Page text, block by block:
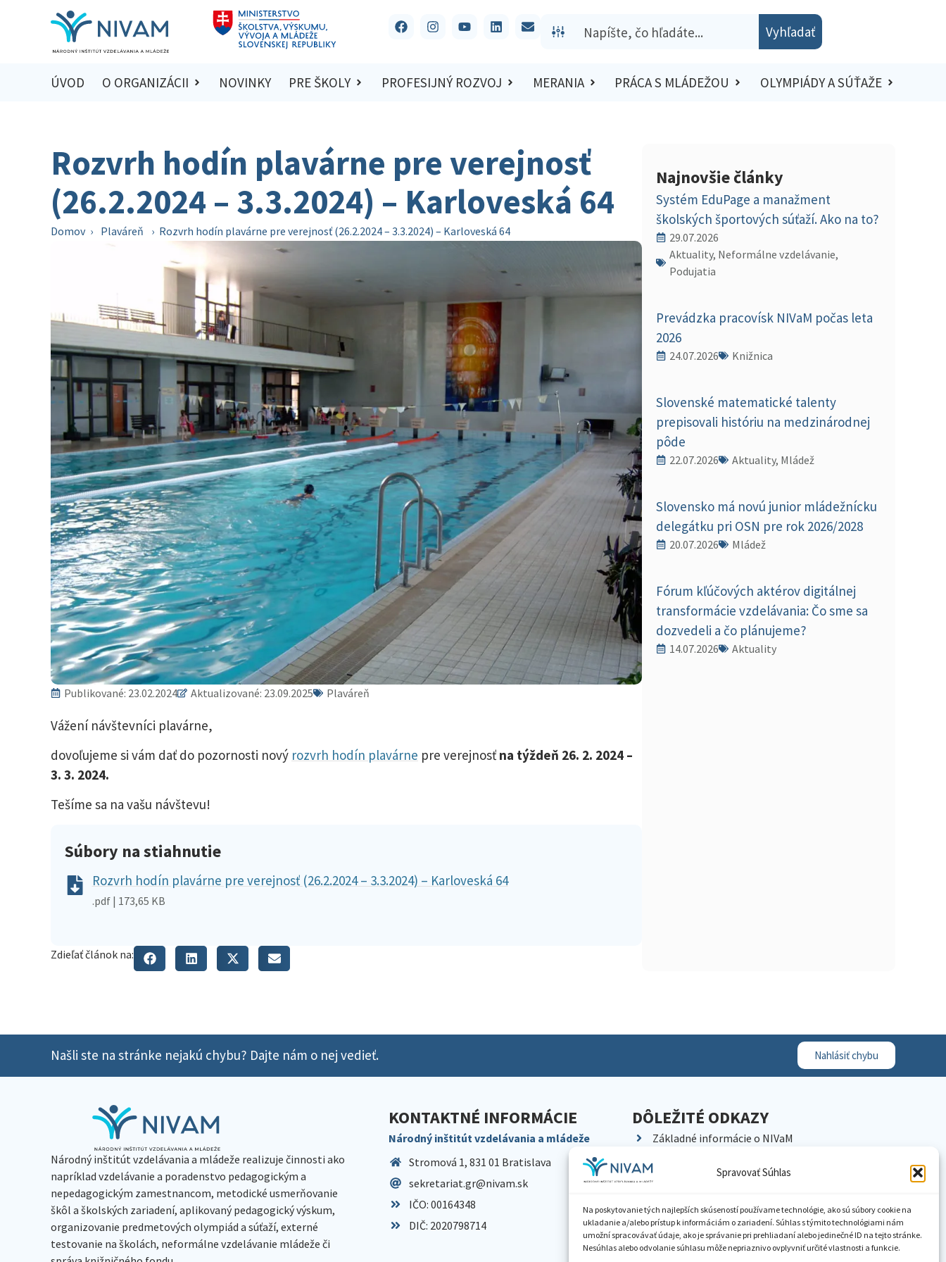
Spravovať Súhlas
Na poskytovanie tých najlepších skúseností používame technológie, ako sú súbory cookie na
ukladanie a/alebo prístup k informáciám o zariadení. Súhlas s týmito technológiami nám
umožní spracovávať údaje, ako je správanie pri prehliadaní alebo jedinečné ID na tejto stránke.
Nesúhlas alebo odvolanie súhlasu môže nepriaznivo ovplyvniť určité vlastnosti a funkcie.
Vyhľadať
ÚVOD O ORGANIZÁCII NOVINKY PRE ŠKOLY PROFESIJNÝ ROZVOJ MERANIA PRÁCA S MLÁDEŽOU OLYMPIÁDY A SÚŤAŽE
Rozvrh hodín plavárne pre verejnosť
(26.2.2024 – 3.3.2024) – Karloveská 64
Domov › Plaváreň › Rozvrh hodín plavárne pre verejnosť (26.2.2024 – 3.3.2024) – Karloveská 64
Publikované: 23.02.2024 Aktualizované: 23.09.2025 Plaváreň
Vážení návštevníci plavárne,
dovoľujeme si vám dať do pozornosti nový rozvrh hodín plavárne pre verejnosť na týždeň 26. 2. 2024 –
3. 3. 2024.
Tešíme sa na vašu návštevu!
Súbory na stiahnutie
Rozvrh hodín plavárne pre verejnosť (26.2.2024 – 3.3.2024) – Karloveská 64
.pdf | 173,65 KB
Zdieľať článok na:
Najnovšie články
Systém EduPage a manažment
školských športových súťaží. Ako na to?
29.07.2026
Aktuality, Neformálne vzdelávanie,
Podujatia
Prevádzka pracovísk NIVaM počas leta
2026
24.07.2026 Knižnica
Slovenské matematické talenty
prepisovali históriu na medzinárodnej
pôde
22.07.2026 Aktuality, Mládež
Slovensko má novú junior mládežnícku
delegátku pri OSN pre rok 2026/2028
20.07.2026 Mládež
Fórum kľúčových aktérov digitálnej
transformácie vzdelávania: Čo sme sa
dozvedeli a čo plánujeme?
14.07.2026 Aktuality
Našli ste na stránke nejakú chybu? Dajte nám o nej vedieť. Nahlásiť chybu
Národný inštitút vzdelávania a mládeže realizuje činnosti ako
napríklad vzdelávanie a poradenstvo pedagogickým a
nepedagogickým zamestnancom, metodické usmerňovanie
škôl a školských zariadení, aplikovaný pedagogický výskum,
organizovanie predmetových olympiád a súťaží, externé
testovanie na školách, neformálne vzdelávanie mládeže či
KONTAKTNÉ INFORMÁCIE
Národný inštitút vzdelávania a mládeže
Stromová 1, 831 01 Bratislava
sekretariat.gr@nivam.sk
IČO: 00164348
DIČ: 2020798714
DÔLEŽITÉ ODKAZY
Základné informácie o NIVaM
Kariéra
Pracoviská NIVaM
Dokumenty inštitúcie